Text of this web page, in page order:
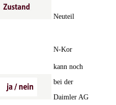
Neuteil
N-Kor
kann noch
bei der
Daimler AG